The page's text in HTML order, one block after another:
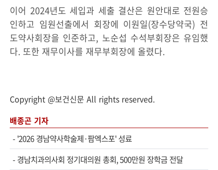
이어 2024년도 세입과 세출 결산은 원안대로 전원승
인하고 임원선출에서 회장에 이원일(장수당약국) 전
도약사회장을 인준하고, 노순섭 수석부회장은 유임했
다. 또한 재무이사를 재무부회장에 올렸다.
Copyright @보건신문 All rights reserved.
배종곤 기자
- '2026 경남약사학술제·팜엑스포' 성료
- 경남치과의사회 정기대의원 총회, 500만원 장학금 전달